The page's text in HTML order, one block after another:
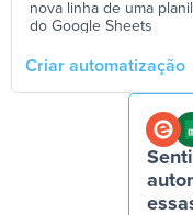
nova linha de uma
do Google Sheets
Criar automatização